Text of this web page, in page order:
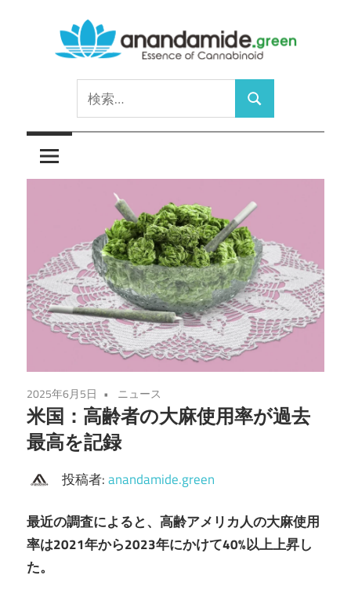
anandamide.green
Cannabinoid
索:
検
索
2025年6月5日 ニュース
米国：高齢者の大麻使用率が過去
最高を記録
投稿者:anandamide.green
最近の調査によると、高齢アメリカ人の大麻使用
率は2021年から2023年にかけて40%以上上昇し
た。